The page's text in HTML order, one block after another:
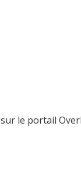
sur le portail